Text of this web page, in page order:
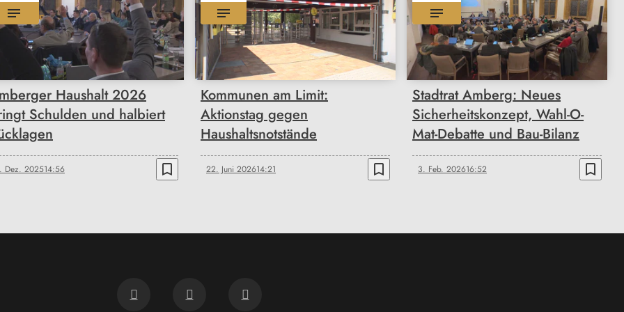
Haushalt 2026
Schulden und halbiert
Dez. 202514:56 bookmark_border
Kommunen am Limit:
Aktionstag gegen
Haushaltsnotstände
22. Juni 202614:21 bookmark_border
Stadtrat Amberg: Neues
Sicherheitskonzept, Wahl-O-
Mat-Debatte und Bau-Bilanz
3. Feb. 202616:52 bookmark_border